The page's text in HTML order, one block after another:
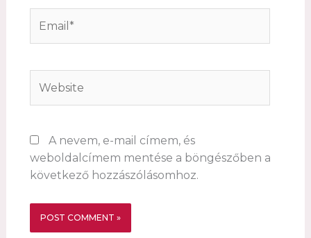
A nevem, e-mail címem, és
weboldalcímem mentése a böngészőben a
következő hozzászólásomhoz.